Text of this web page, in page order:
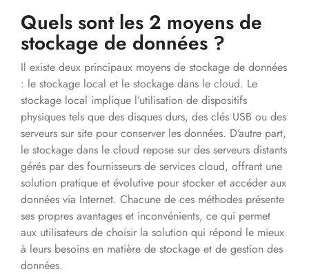
Quels sont les 2 moyens de
stockage de données ?
Il existe deux principaux moyens de stockage de données
: le stockage local et le stockage dans le cloud. Le
stockage local implique l’utilisation de dispositifs
physiques tels que des disques durs, des clés USB ou des
serveurs sur site pour conserver les données. D’autre part,
le stockage dans le cloud repose sur des serveurs distants
gérés par des fournisseurs de services cloud, offrant une
solution pratique et évolutive pour stocker et accéder aux
données via Internet. Chacune de ces méthodes présente
ses propres avantages et inconvénients, ce qui permet
aux utilisateurs de choisir la solution qui répond le mieux
à leurs besoins en matière de stockage et de gestion des
données.